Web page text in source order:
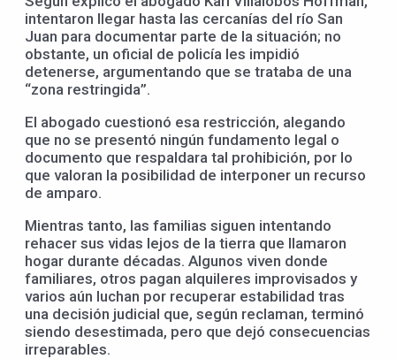
intentaron llegar hasta las cercanías del río San
Juan para documentar parte de la situación; no
obstante, un oficial de policía les impidió
detenerse, argumentando que se trataba de una
“zona restringida”.
El abogado cuestionó esa restricción, alegando
que no se presentó ningún fundamento legal o
documento que respaldara tal prohibición, por lo
que valoran la posibilidad de interponer un recurso
de amparo.
Mientras tanto, las familias siguen intentando
rehacer sus vidas lejos de la tierra que llamaron
hogar durante décadas. Algunos viven donde
familiares, otros pagan alquileres improvisados y
varios aún luchan por recuperar estabilidad tras
una decisión judicial que, según reclaman, terminó
siendo desestimada, pero que dejó consecuencias
irreparables.